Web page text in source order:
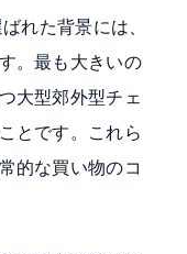
れた背景には、
。最も大きいの
大型郊外型チェ
ことです。これら
的な買い物のコ